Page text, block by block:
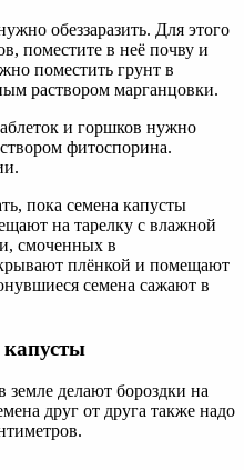
обеззаразить. Для этого
поместите в неё почву и
поместить грунт в
раствором марганцовки.
и горшков нужно
фитоспорина.
пока семена капусты
на тарелку с влажной
смоченных в
плёнкой и помещают
семена сажают в
капусты
делают бороздки на
друг от друга также надо